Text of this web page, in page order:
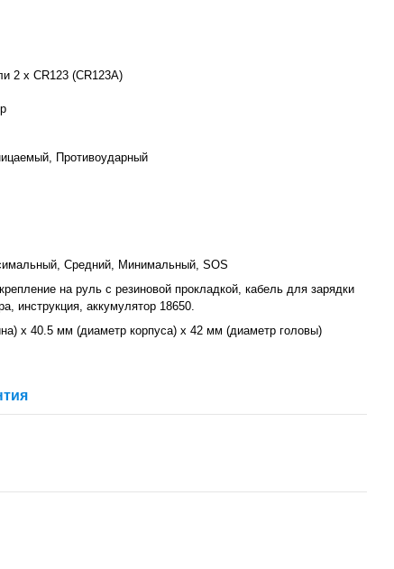
2 x CR123 (CR123A)
Противоударный
Средний, Минимальный, SOS
на руль с резиновой прокладкой, кабель для зарядки
инструкция, аккумулятор 18650.
х 40.5 мм (диаметр корпуса) х 42 мм (диаметр головы)